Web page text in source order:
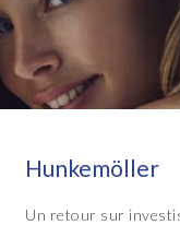
Hunkemöller
Un retour sur